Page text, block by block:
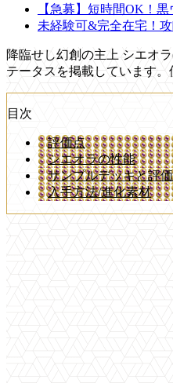
【急募】短時間OK！
未経験可&完全在宅！
降臨せし幻創の主上 シエオ
テータスを掲載しています
目次
評価点
シエオラの性能
サンプルデッキと評価
入手方法/進化素材